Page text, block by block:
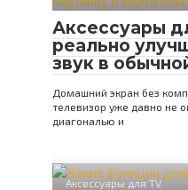
Аксессуары
реально
звук в
Домашний экран без
телевизор уже давно не
диагональю и
Аксессуары для TV